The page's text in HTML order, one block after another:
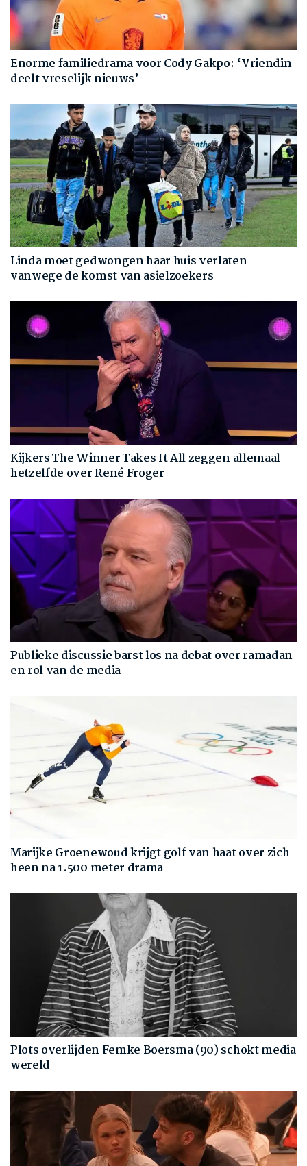
Enorme familiedrama voor Cody Gakpo: ‘Vriendin
deelt vreselijk nieuws’
Linda moet gedwongen haar huis verlaten
vanwege de komst van asielzoekers
Kijkers The Winner Takes It All zeggen allemaal
hetzelfde over René Froger
Publieke discussie barst los na debat over ramadan
en rol van de media
Marijke Groenewoud krijgt golf van haat over zich
heen na 1.500 meter drama
Plots overlijden Femke Boersma (90) schokt media
wereld